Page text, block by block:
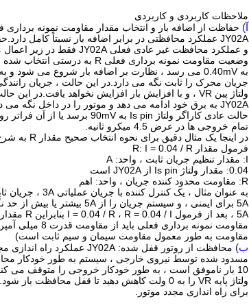
ملاحظات کاربردی و کاربردی
آ) حفاظت از اضافه بار و انتخاب مقدار مقاومت نمونه برداری
JY02A عملکرد محافظتی در برابر اضافه بار نسبتاً کامل دارد.حفاظت از اضافه بار
و عملکرد محافظت غیر عادی فعلی JY02A فقط در زیر اعمال می شود
وضعیت مقاومت نمونه برداری فعلی R به درستی انتخاب شده است.هنگامی که ولتاژ پین است
به 0.40mV می رسد ، نظارت بر اضافه بار شروع می شود و به حالت فعلی ثابت می رود و
جریان محرک را ثابت نگه می دارد.در این حالت ، جریان
ولتاژ پین VR ، و با افزایش بار افزایش نخواهد یافت.در این حالت ،
JY02A به برق خود ادامه می دهد و موتور را در داخل نگه می دارد
حالت عادی کاراگر ولتاژ Is pin به 90mV برسد یا از آن فراتر رود ، سیستم قضاوت می کند
تمام خروجی ها در عرض 4.5 میکرو ثانیه.
در اینجا یک مثال دقیق برای نحوه انتخاب صحیح مقدار R به شرح زیر آورده شده است:
فرمول مقدار R: I = 0.04 / R
I: مقدار تنظیم جریان ثابت ، واحد: A
0.04: مقدار ولتاژ Is pin از JY02A است
R: مقاومت محدود کننده جریان ، واحد: اهم
به عنوان مثال ، یک کنترل کننده با جریان عملیاتی 3A ، جریان ثابت را بر روی تنظیم کنید
5A برای ایمنی ، و سیستم جریان را از 5A بیشتر یا بیش از حد نگه می دارد
5A ، بعد از فرمول I = 0.04 / R ، R = 0.04 / I بنابراین R مقدار = 0.04 / 5 = 0.008 اهم ، بنابراین
مقاومت نمونه برداری فعلی باید از مقاومت قدرت 8 میلی آمپر استفاده کند (نمونه برداری جریان
مقاومت به طور معمول مقاومت سیمان و سیم ثابت است)
ب) محافظت از روتور قفل شده: JY02A عملکرد راه اندازی مجدد خودکار را دارد.هنگامی که موتور در حال کار است
مسدود شده توسط نیروی خارجی ، سیستم به طور خودکار
10 بار ناموفق است ، به طور خودکار خروجی را متوقف می کند.برق را قطع کنید یا
ولتاژ پایه VR را به 0 ولت کاهش دهید تا قفل محافظت باز شود.ولتاژ VR را افزایش دهید
برای راه اندازی مجدد موتور.